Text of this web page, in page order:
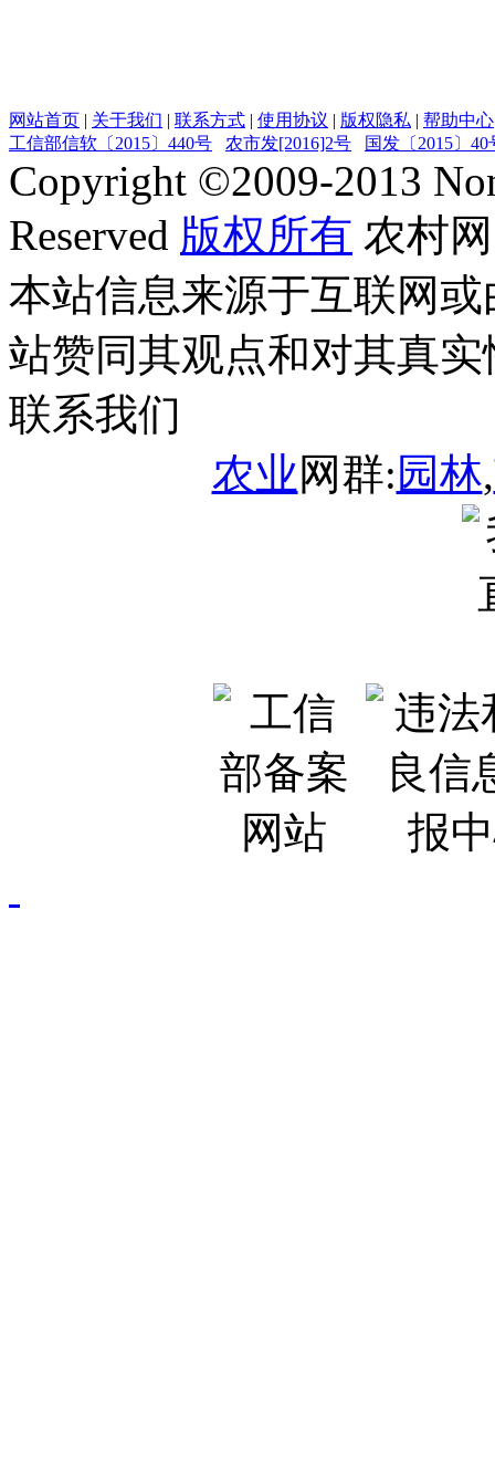
网站首页 | 关于我们 | 联系方式 | 使用协议 | 版权隐私 | 帮助中心
工信部信软〔2015〕440号
农市发[2016]2号 国发〔2015〕40
Copyright ©2009-2013
Reserved 版权所有 农村网
本站信息来源于互联网
站赞同其观点和对其真
联系我们
农业网群: 园林,